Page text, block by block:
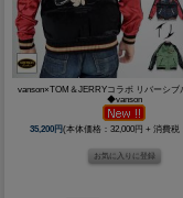
vanson×TOM＆JERRYコラボ リバーシブ
◆vanson
35,200円(本体価格：32,000円 + 消費税